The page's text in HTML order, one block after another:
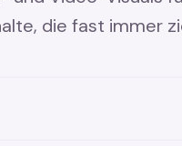
die fast immer